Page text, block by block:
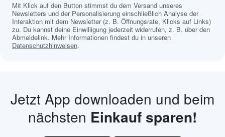
Mit Klick auf den Button stimmst du dem Versand unseres
Newsletters und der Personalisierung einschließlich Analyse der
Interaktion mit dem Newsletter (z. B. Öffnungsrate, Klicks auf Links)
zu. Du kannst deine Einwilligung jederzeit widerrufen, z. B. über den
Abmeldelink. Mehr Informationen findest du in unseren
Datenschutzhinweisen.
Jetzt App downloaden und beim
nächsten Einkauf sparen!